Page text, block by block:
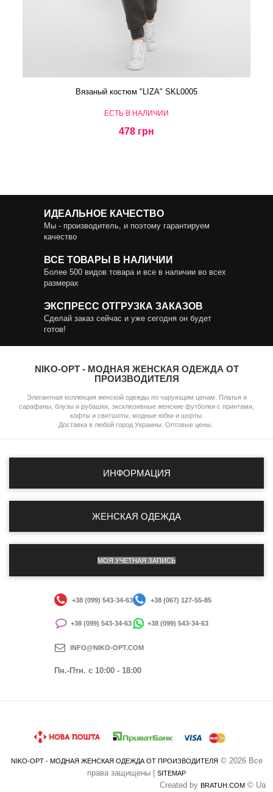
Вязаный костюм "LIZA" SKL0005
ЕСТЬ В НАЛИЧИИ
478 грн
ИДЕАЛЬНОЕ КАЧЕСТВО
Мы - производитель, и поэтому гарантируем
качество
ВСЕ ТОВАРЫ В НАЛИЧИИ
Более 500 видов товара и все в наличии во всех
размерах
ЭКСПРЕСС ОТГРУЗКА ЗАКАЗОВ
Сделай заказ сейчас и уже сегодня он будет
готов!
NIKO-OPT - МОДНАЯ ЖЕНСКАЯ ОДЕЖДА ОТ
ПРОИЗВОДИТЕЛЯ
Элегантная коллекция женской одежды по чарующим ценам. Платья и
сарафаны, блузы и рубашки, эксклюзивные женские футболки с принтами,
кофты и свитшоты, модные юбки и шорты.
Доставка в любой город Украины. Оптовые цены.
ИНФОРМАЦИЯ
ЖЕНСКАЯ ОДЕЖДА
МОЯ УЧЕТНАЯ ЗАПИСЬ
+38 (099) 543-34-63 +38 (067) 127-55-85
+38 (099) 543-34-63 +38 (099) 543-34-63
INFO@NIKO-OPT.COM
Пн.-Птн. c 10:00 - 18:00
NIKO-OPT - МОДНАЯ ЖЕНСКАЯ ОДЕЖДА ОТ ПРОИЗВОДИТЕЛЯ © 2026 Все
права защищены |
SITEMAP
Created by BRATUH.COM © Ua